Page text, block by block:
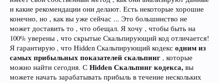
и какие рекомендации они делают. Есть некоторые хорошие
конечно, но , как вы уже сейчас ... Это большинство не
может доставить то , что обещал. Я хочу , чтобы быть на
100% уверены , что скрытые Скальпирующий код отличается!
Я гарантирую , что Hidden Скальпирующий кодекс одним из
самых прибыльных показателей скальпинг , которые
можно найти сегодня. С Hidden Скальпинг кодекса, вы
можете начать зарабатывать прибыль в течение нескольких